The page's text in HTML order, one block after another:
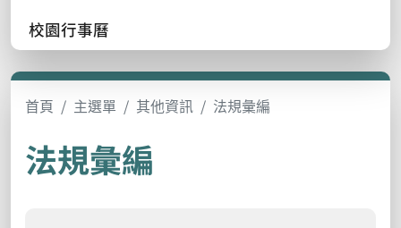
校園行事曆
首頁 主選單 其他資訊 法規彙編
法規彙編